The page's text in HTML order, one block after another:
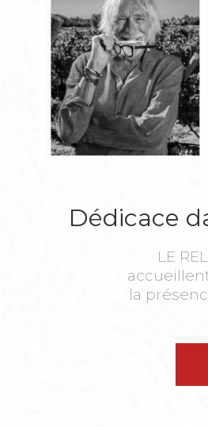
Dédicace
LE
la